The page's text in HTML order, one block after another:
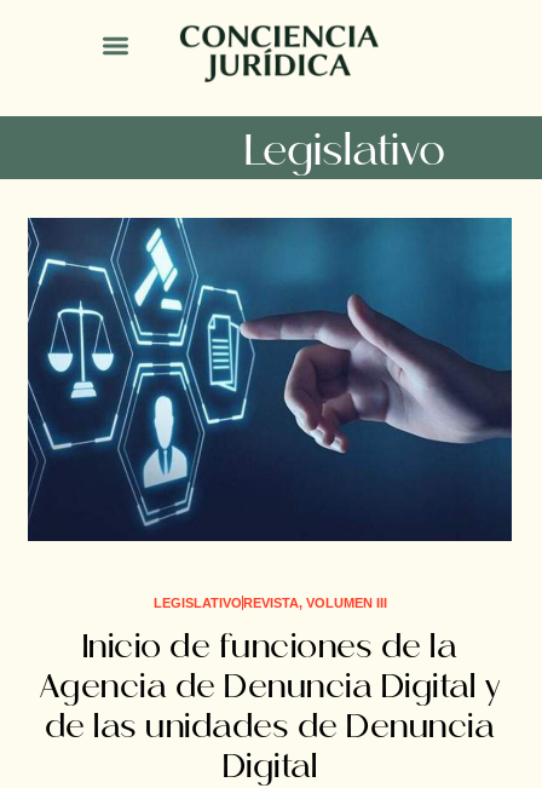
Legislativo
LEGISLATIVOREVISTA, VOLUMEN III
Inicio de funciones de la
Agencia de Denuncia Digital y
de las unidades de Denuncia
Digital